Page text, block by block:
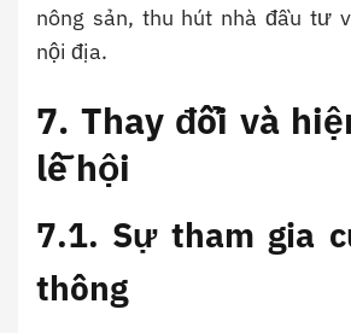
nông sản, thu hút nhà đầu tư
nội địa.
7. Thay đổi và
lễ hội
7.1. Sự tham gia
thông